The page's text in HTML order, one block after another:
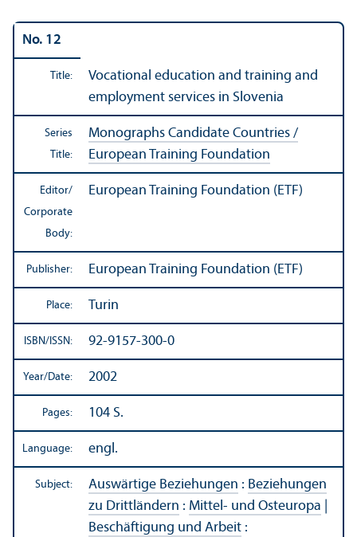
No. 12
Title:
Vocational education and training and
employment services in Slovenia
Series
Title:
Monographs Candidate Countries /
European Training Foundation
Editor/
Corporate
Body:
European Training Foundation (ETF)
Publisher: European Training Foundation (ETF)
Place: Turin
ISBN/ISSN: 92-9157-300-0
Year/Date: 2002
Pages: 104 S.
Language: engl.
Subject: Auswärtige Beziehungen : Beziehungen
zu Drittländern : Mittel- und Osteuropa
Beschäftigung und Arbeit :